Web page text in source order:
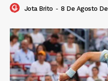
Jota Brito - 8 De Agosto